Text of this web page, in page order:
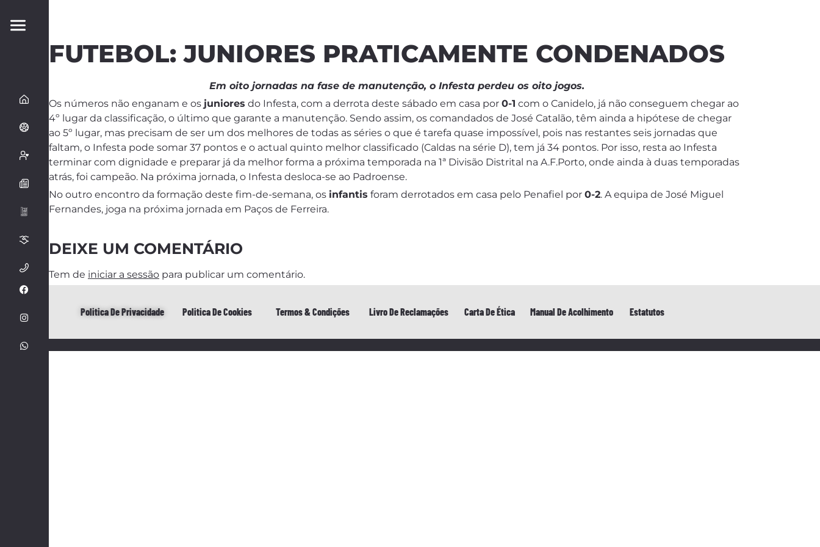
FUTEBOL: JUNIORES PRATICAMENTE CONDENADOS
Em oito jornadas na fase de manutenção, o Infesta perdeu os oito jogos.
Os números não enganam e os juniores do Infesta, com a derrota deste sábado em casa por 0-1 com o Canidelo, já não conseguem chegar ao
4º lugar da classificação, o último que garante a manutenção. Sendo assim, os comandados de José Catalão, têm ainda a hipótese de chegar
ao 5º lugar, mas precisam de ser um dos melhores de todas as séries o que é tarefa quase impossível, pois nas restantes seis jornadas que
faltam, o Infesta pode somar 37 pontos e o actual quinto melhor classificado (Caldas na série D), tem já 34 pontos. Por isso, resta ao Infesta
terminar com dignidade e preparar já da melhor forma a próxima temporada na 1ª Divisão Distrital na A.F.Porto, onde ainda à duas temporadas
atrás, foi campeão. Na próxima jornada, o Infesta desloca-se ao Padroense.
No outro encontro da formação deste fim-de-semana, os infantis foram derrotados em casa pelo Penafiel por 0-2. A equipa de José Miguel
Fernandes, joga na próxima jornada em Paços de Ferreira.
DEIXE UM COMENTÁRIO
Tem de iniciar a sessão para publicar um comentário.
Politica De Privacidade Politica De Cookies Termos & Condições Livro De Reclamações Carta De Ética Manual De Acolhimento Estatutos